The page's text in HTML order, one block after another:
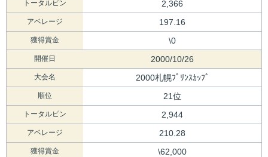
トータルピン 2,366
アベレージ 197.16
獲得賞金 \0
開催日 2000/10/26
大会名 2000札幌ﾌﾟﾘﾝｽｶｯﾌﾟ
順位 21位
トータルピン 2,944
アベレージ 210.28
獲得賞金 \62,000